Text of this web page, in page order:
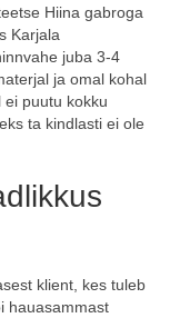
Hiina gabroga
Karjala
juba 3-4
ja omal kohal
puutu kokku
ta kindlasti ei ole
klient, kes tuleb
hauasammast